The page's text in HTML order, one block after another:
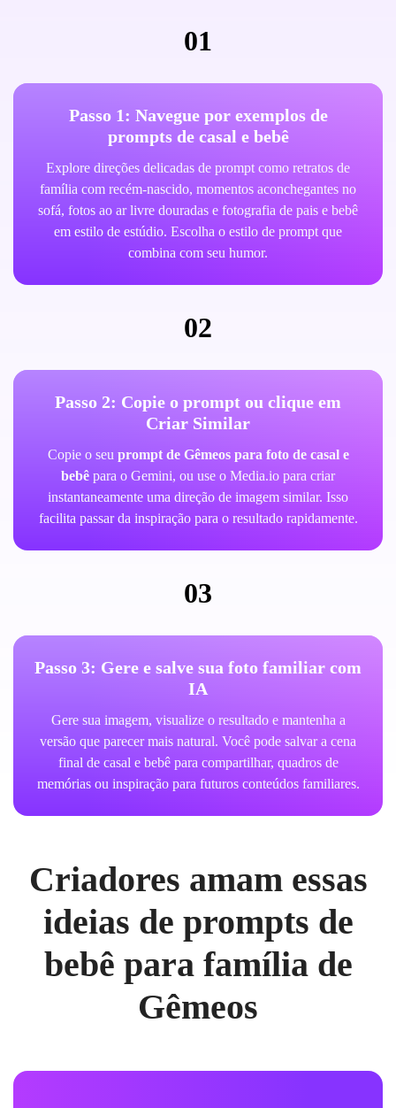
01
Passo 1: Navegue por exemplos de
prompts de casal e bebê
Explore direções delicadas de prompt como retratos de
família com recém-nascido, momentos aconchegantes no
sofá, fotos ao ar livre douradas e fotografia de pais e bebê
em estilo de estúdio. Escolha o estilo de prompt que
combina com seu humor.
02
Passo 2: Copie o prompt ou clique em
Criar Similar
Copie o seu prompt de Gêmeos para foto de casal e
bebê para o Gemini, ou use o Media.io para criar
instantaneamente uma direção de imagem similar. Isso
facilita passar da inspiração para o resultado rapidamente.
03
Passo 3: Gere e salve sua foto familiar com
IA
Gere sua imagem, visualize o resultado e mantenha a
versão que parecer mais natural. Você pode salvar a cena
final de casal e bebê para compartilhar, quadros de
memórias ou inspiração para futuros conteúdos familiares.
Criadores amam essas
ideias de prompts de
bebê para família de
Gêmeos